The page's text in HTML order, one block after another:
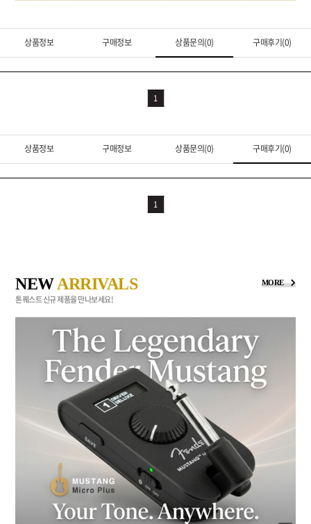
상품정보 구매정보 상품문의(0) 구매후기(0)
1
상품정보 구매정보 상품문의(0) 구매후기(0)
1
NEWARRIVALS MORE
톤퀘스트 신규 제품을 만나보세요!